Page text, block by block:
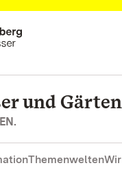
und
Themenwelten